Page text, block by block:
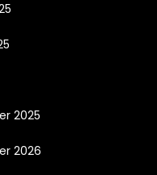
2025
2026